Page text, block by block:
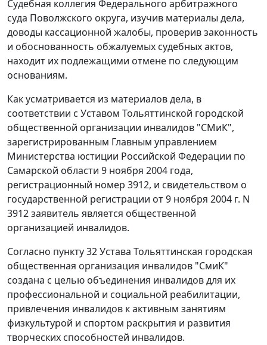
Судебная коллегия Федерального арбитражного
суда Поволжского округа, изучив материалы дела,
доводы кассационной жалобы, проверив законность
и обоснованность обжалуемых судебных актов,
находит их подлежащими отмене по следующим
основаниям.
Как усматривается из материалов дела, в
соответствии с Уставом Тольяттинской городской
общественной организации инвалидов "СМиК",
зарегистрированным Главным управлением
Министерства юстиции Российской Федерации по
Самарской области 9 ноября 2004 года,
регистрационный номер 3912, и свидетельством о
государственной регистрации от 9 ноября 2004 г. N
3912 заявитель является общественной
организацией инвалидов.
Согласно пункту 32 Устава Тольяттинская городская
общественная организация инвалидов "СмиК"
создана с целью объединения инвалидов для их
профессиональной и социальной реабилитации,
привлечения инвалидов к активным занятиям
физкультурой и спортом раскрытия и развития
творческих способностей инвалидов.